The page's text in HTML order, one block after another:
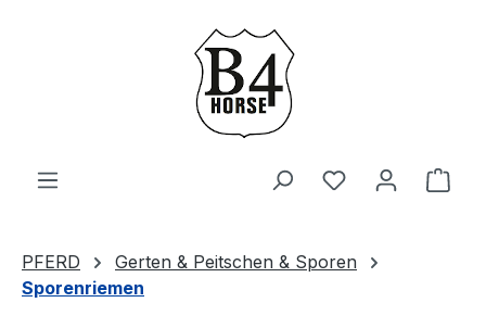
Zum Hauptinhalt springen
Du hast 0
PFERD
Gerten & Peitschen & Sporen
Sporenriemen